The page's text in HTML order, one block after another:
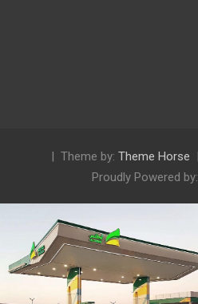
Theme by: Theme Horse
Proudly Powered by: